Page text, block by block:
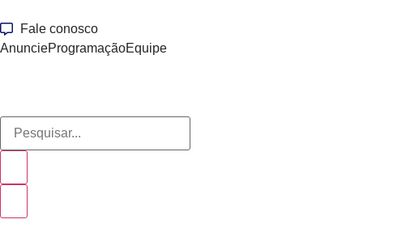
Fale conosco
AnuncieProgramaçãoEquipe